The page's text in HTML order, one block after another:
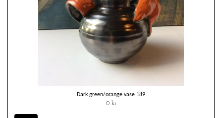
Dark green/orange vase 189
0 kr